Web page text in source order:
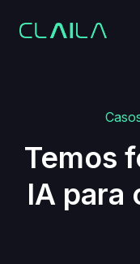
Temos
IA para